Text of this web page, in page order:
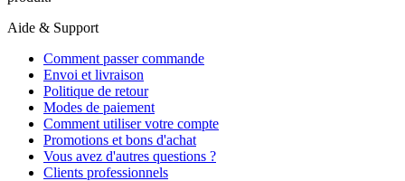
Aide & Support
Comment passer commande
Envoi et livraison
Politique de retour
Modes de paiement
Comment utiliser votre compte
Promotions et bons d'achat
Vous avez d'autres questions ?
Clients professionnels